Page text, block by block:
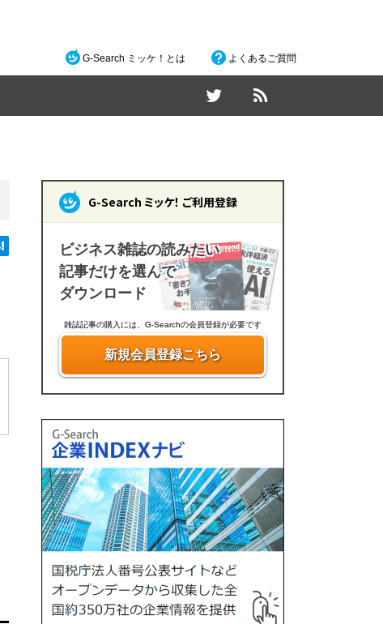
G-Search ミッケ！とは よくあるご質問
G-Search ミッケ！ ご利用登録
ビジネス雑誌の読みたい
記事だけを選んで
ダウンロード
雑誌記事の購入には、G-Searchの会員登録が必要です
新規会員登録こちら